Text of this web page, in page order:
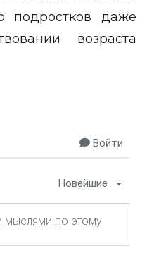
подростков даже
возраста
Войти
Новейшие